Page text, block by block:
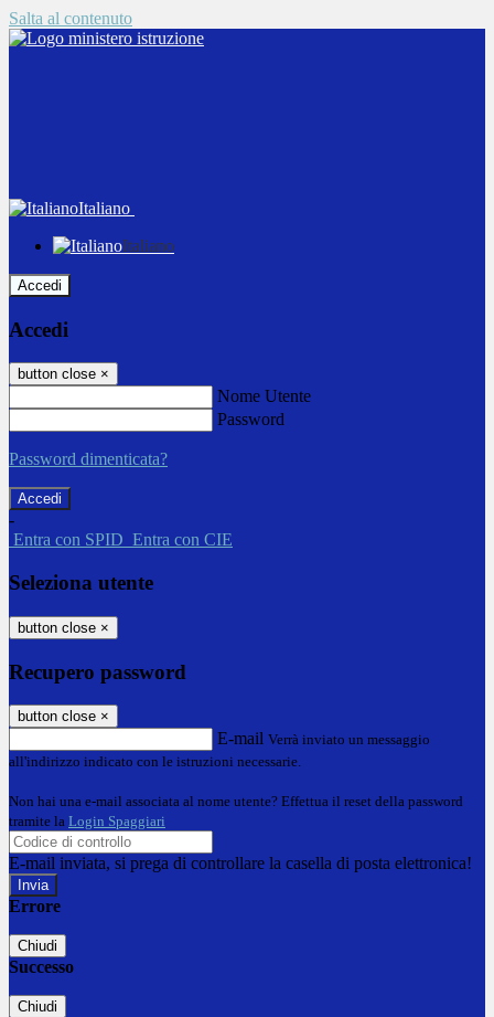
Salta al contenuto
Italiano
Italiano
Accedi
Accedi
button close ×
Nome Utente
Password
Password dimenticata?
-
Entra con SPID Entra con CIE
Seleziona utente
button close ×
Recupero password
button close ×
E-mail Verrà inviato un messaggio
all'indirizzo indicato con le istruzioni necessarie.
Non hai una e-mail associata al nome utente? Effettua il reset della password
tramite la Login Spaggiari
E-mail inviata, si prega di controllare la casella di posta elettronica!
Errore
Chiudi
Successo
Chiudi